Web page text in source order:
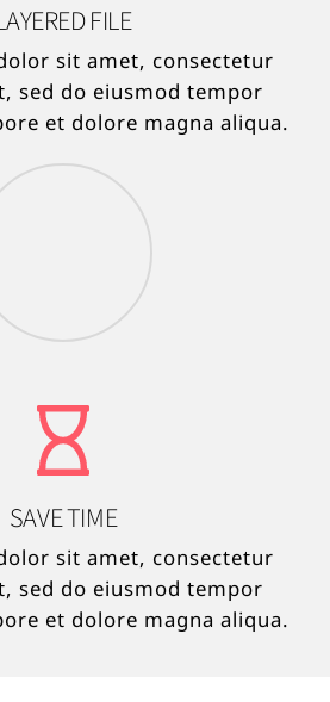
FILE
sit amet, consectetur
sed do eiusmod tempor
et dolore magna aliqua.
SAVE TIME
sit amet, consectetur
sed do eiusmod tempor
et dolore magna aliqua.